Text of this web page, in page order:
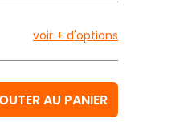
voir + d'options
AU PANIER